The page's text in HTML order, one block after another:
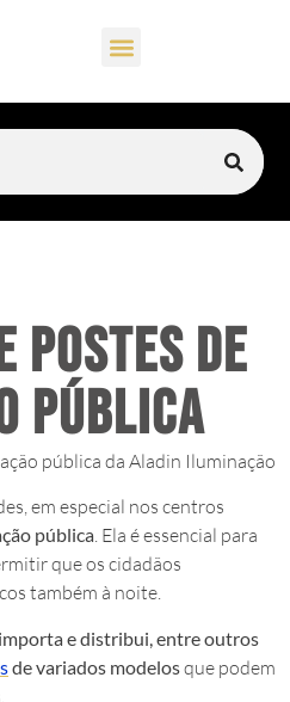
postes de
pública
pública da Aladin Iluminação
em especial nos centros
pública. Ela é essencial para
que os cidadãos
também à noite.
e distribui, entre outros
de variados modelosque podem